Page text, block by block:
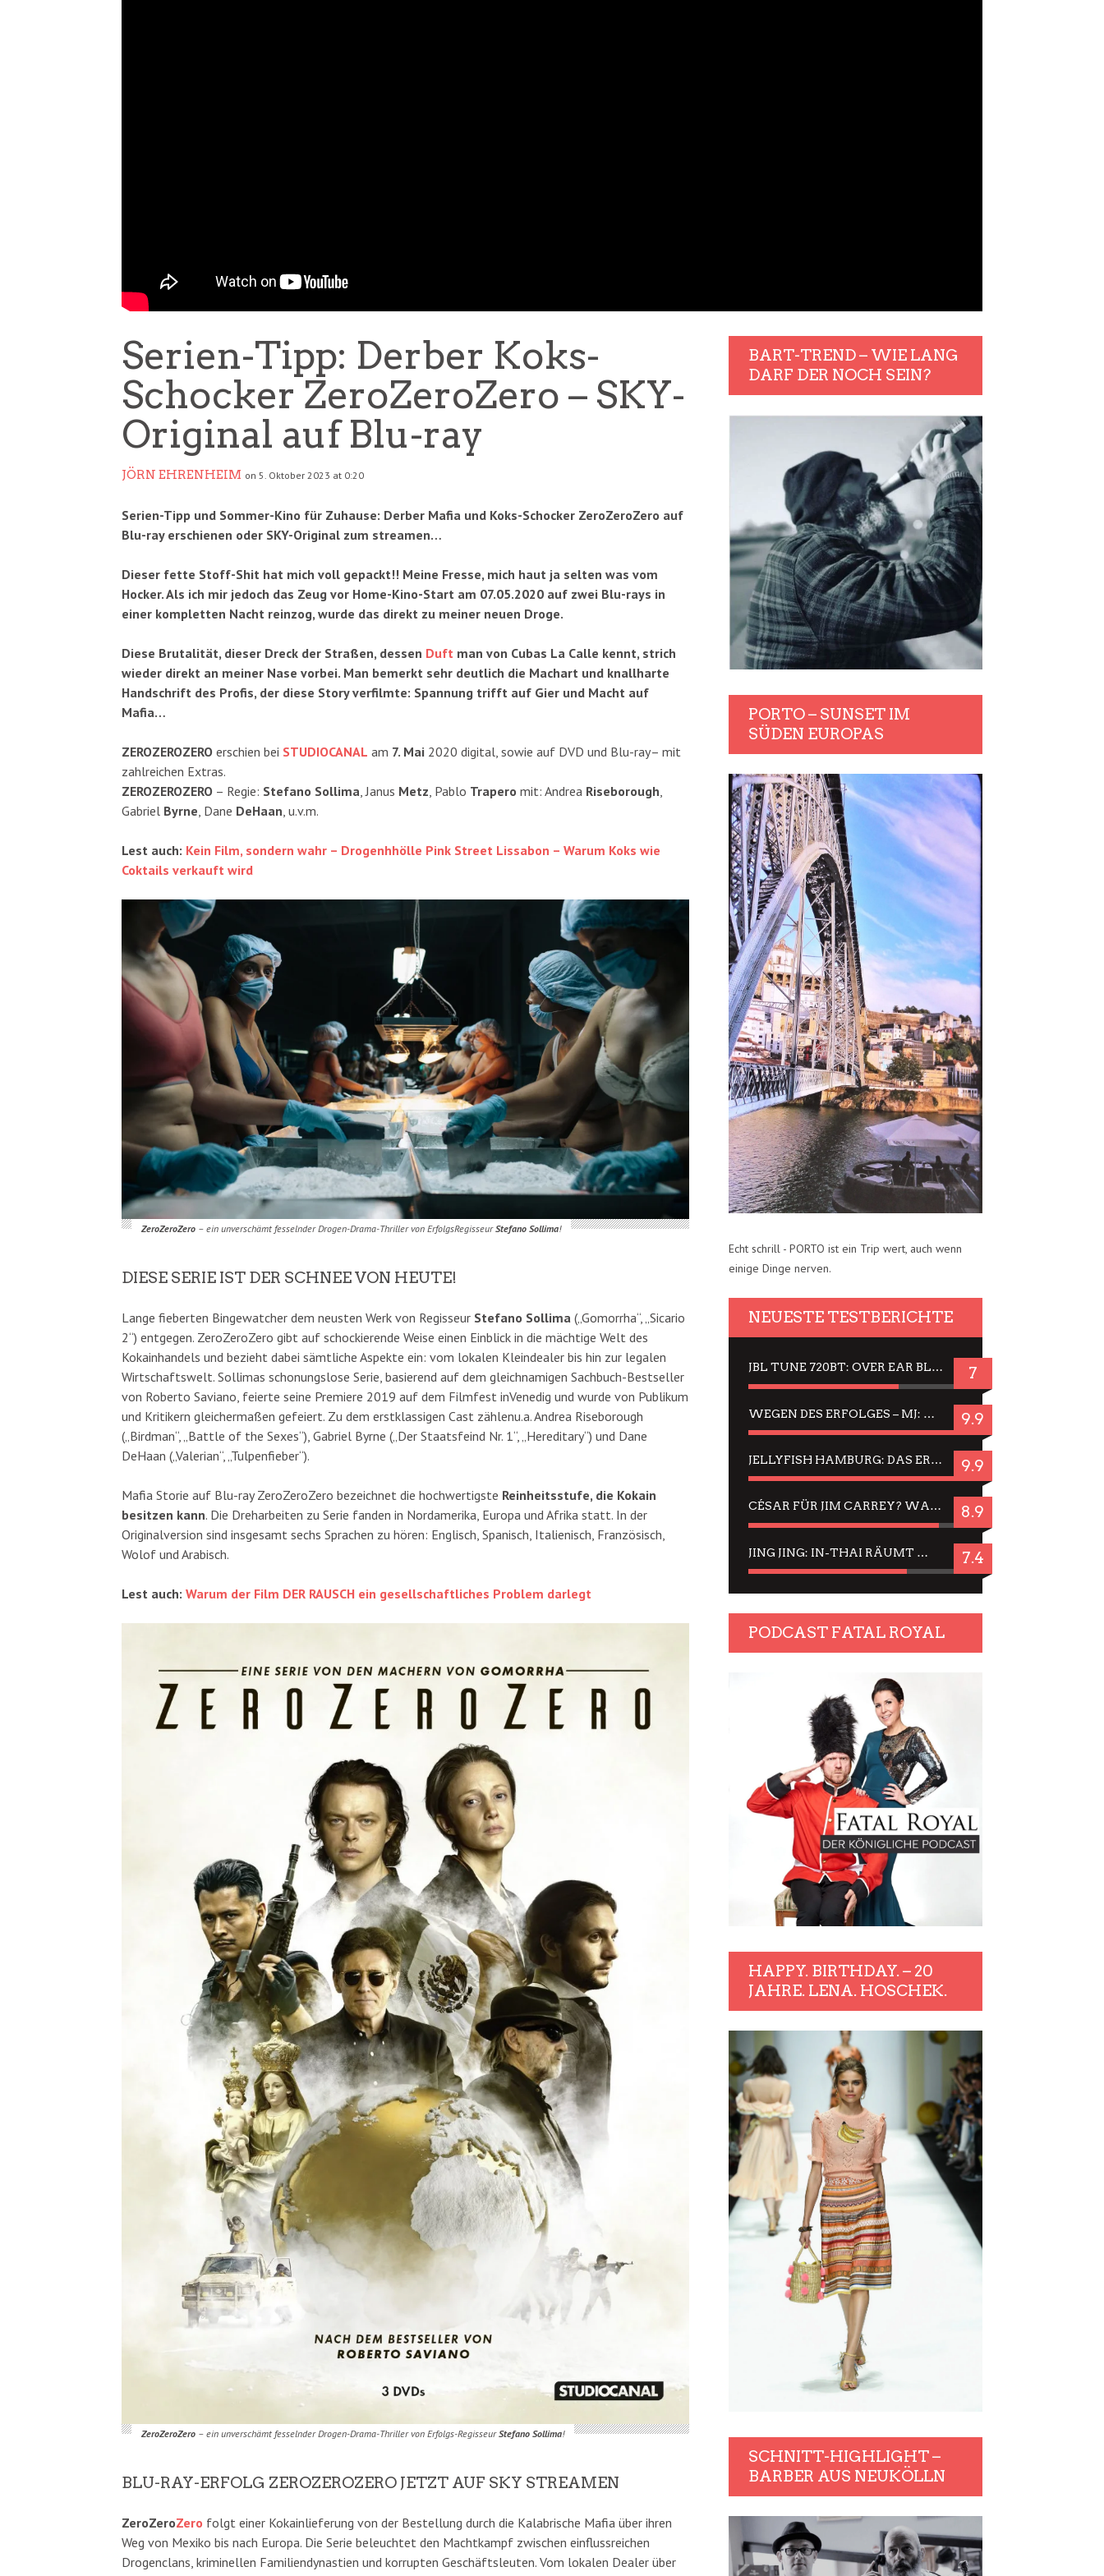
Serien-Tipp: Derber Koks-
Schocker ZeroZeroZero – SKY-
Original auf Blu-ray
JÖRN EHRENHEIM on 5. Oktober 2023 at 0:20
Serien-Tipp und Sommer-Kino für Zuhause: Derber Mafia und Koks-Schocker ZeroZeroZero auf
Blu-ray erschienen oder SKY-Original zum streamen…
Dieser fette Stoff-Shit hat mich voll gepackt!! Meine Fresse, mich haut ja selten was vom
Hocker. Als ich mir jedoch das Zeug vor Home-Kino-Start am 07.05.2020 auf zwei Blu-rays in
einer kompletten Nacht reinzog, wurde das direkt zu meiner neuen Droge.
Diese Brutalität, dieser Dreck der Straßen, dessen Duft man von Cubas La Calle kennt, strich
wieder direkt an meiner Nase vorbei. Man bemerkt sehr deutlich die Machart und knallharte
Handschrift des Profis, der diese Story verfilmte: Spannung trifft auf Gier und Macht auf
Mafia…
ZEROZEROZERO erschien bei STUDIOCANAL am 7. Mai 2020 digital, sowie auf DVD und Blu-ray– mit
zahlreichen Extras.
ZEROZEROZERO – Regie: Stefano Sollima, Janus Metz, Pablo Trapero mit: Andrea Riseborough,
Gabriel Byrne, Dane DeHaan, u.v.m.
Lest auch: Kein Film, sondern wahr – Drogenhhölle Pink Street Lissabon – Warum Koks wie
Coktails verkauft wird
ZeroZeroZero– ein unverschämt fesselnder Drogen-Drama-Thriller von ErfolgsRegisseurStefano Sollima!
DIESE SERIE IST DER SCHNEE VON HEUTE!
Lange fieberten Bingewatcher dem neusten Werk von Regisseur Stefano Sollima („Gomorrha“, „Sicario
2“) entgegen. ZeroZeroZero gibt auf schockierende Weise einen Einblick in die mächtige Welt des
Kokainhandels und bezieht dabei sämtliche Aspekte ein: vom lokalen Kleindealer bis hin zur legalen
Wirtschaftswelt. Sollimas schonungslose Serie, basierend auf dem gleichnamigen Sachbuch-Bestseller
von Roberto Saviano, feierte seine Premiere 2019 auf dem Filmfest inVenedig und wurde von Publikum
und Kritikern gleichermaßen gefeiert. Zu dem erstklassigen Cast zählenu.a. Andrea Riseborough
(„Birdman“, „Battle of the Sexes“), Gabriel Byrne („Der Staatsfeind Nr. 1“, „Hereditary“) und Dane
DeHaan („Valerian“, „Tulpenfieber“).
Mafia Storie auf Blu-ray ZeroZeroZero bezeichnet die hochwertigste Reinheitsstufe, die Kokain
besitzen kann. Die Dreharbeiten zu Serie fanden in Nordamerika, Europa und Afrika statt. In der
Originalversion sind insgesamt sechs Sprachen zu hören: Englisch, Spanisch, Italienisch, Französisch,
Wolof und Arabisch.
Lest auch: Warum der Film DER RAUSCH ein gesellschaftliches Problem darlegt
ZeroZeroZero– ein unverschämt fesselnder Drogen-Drama-Thriller von Erfolgs-RegisseurStefano Sollima!
BLU-RAY-ERFOLG ZEROZEROZERO JETZT AUF SKY STREAMEN
ZeroZeroZero folgt einer Kokainlieferung von der Bestellung durch die Kalabrische Mafia über ihren
Weg von Mexiko bis nach Europa. Die Serie beleuchtet den Machtkampf zwischen einflussreichen
Drogenclans, kriminellen Familiendynastien und korrupten Geschäftsleuten. Vom lokalen Dealer über
BART-TREND – WIE LANG
DARF DER NOCH SEIN?
PORTO – SUNSET IM
SÜDEN EUROPAS
Echt schrill - PORTO ist ein Trip wert, auch wenn
einige Dinge nerven.
NEUESTE TESTBERICHTE
JBL TUNE 720BT: OVER EAR BLUETOOTH KOPFHÖRER UM DIE 50,-€ IM DAUER-TEST 7
WEGEN DES ERFOLGES – MJ: MICHAEL JACKSON MUSICAL IN EINER MATINEE SEHEN 9.9
JELLYFISH HAMBURG: DAS ERFOLGREICHE SOMMER-MENÜ 2025 IN GEFÜHLEN UND BILDERN 9.9
CÉSAR FÜR JIM CARREY? WARUM DAS EINER DER NERVIGSTEN ACTORS IST UND BLEIBT 8.9
JING JING: IN-THAI RÄUMT WIEDER TITEL AB – EIN ZWEI-STUNDEN-ERLEBNISBERICHT 7.4
PODCAST FATAL ROYAL
HAPPY. BIRTHDAY. – 20
JAHRE. LENA. HOSCHEK.
SCHNITT-HIGHLIGHT –
BARBER AUS NEUKÖLLN